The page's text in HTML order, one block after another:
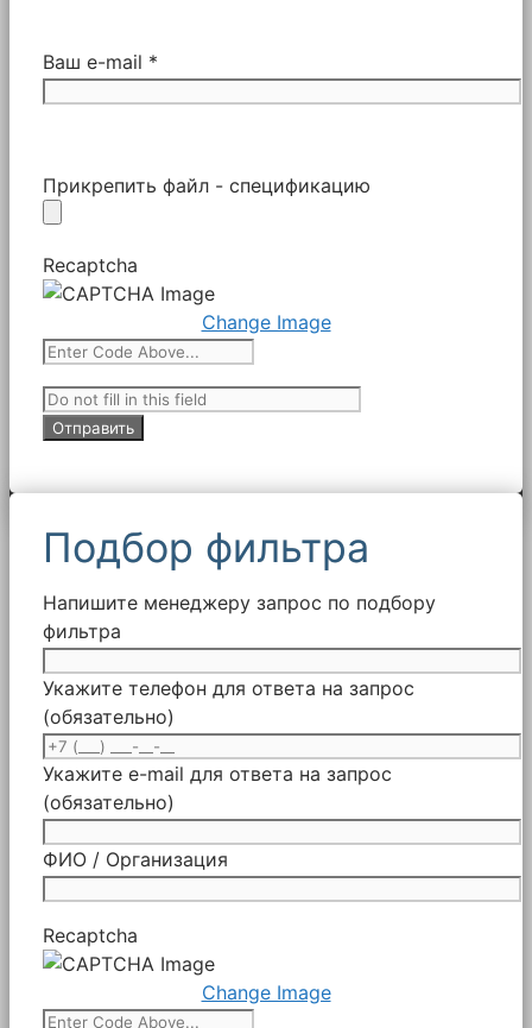
Ваш e-mail *
Прикрепить файл - спецификацию
Recaptcha
Change Image
Подбор фильтра
Напишите менеджеру запрос по подбору
фильтра
Укажите телефон для ответа на запрос
(обязательно)
Укажите e-mail для ответа на запрос
(обязательно)
ФИО / Организация
Recaptcha
Change Image